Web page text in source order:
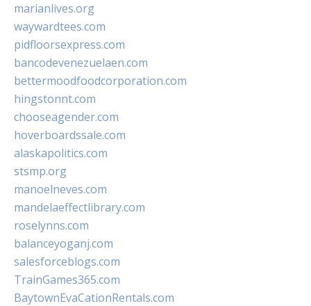
marianlives.org
waywardtees.com
pidfloorsexpress.com
bancodevenezuelaen.com
bettermoodfoodcorporation.com
hingstonnt.com
chooseagender.com
hoverboardssale.com
alaskapolitics.com
stsmp.org
manoelneves.com
mandelaeffectlibrary.com
roselynns.com
balanceyoganj.com
salesforceblogs.com
TrainGames365.com
BaytownEvaCationRentals.com